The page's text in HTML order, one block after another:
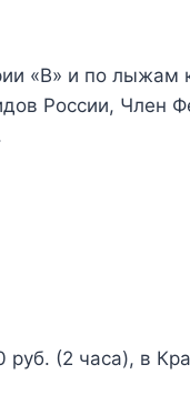
«В» и по
России, Член
(2 часа), в